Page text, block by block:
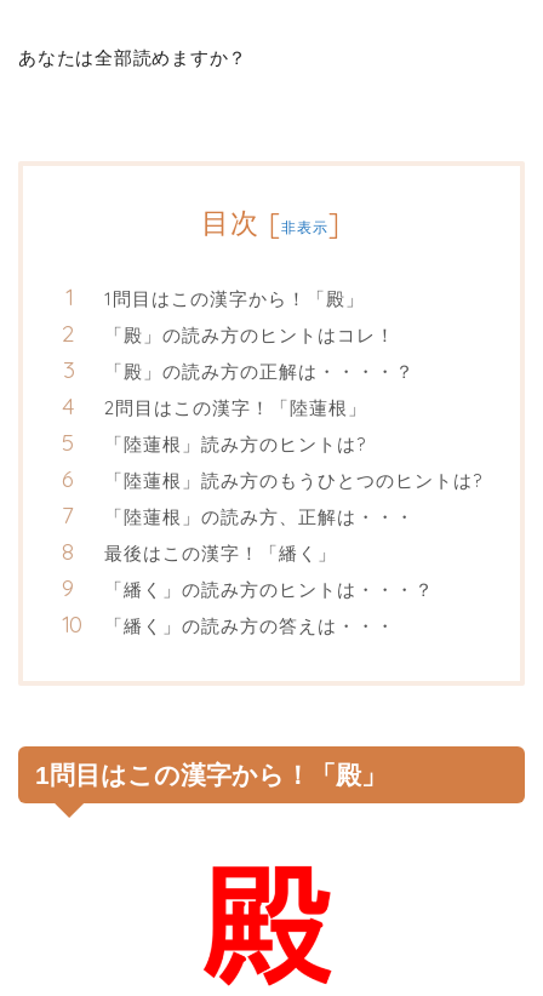
あなたは全部読めますか？
目次 [非表示]
1問目はこの漢字から！「殿」
「殿」の読み方のヒントはコレ！
「殿」の読み方の正解は・・・・？
2問目はこの漢字！「陸蓮根」
「陸蓮根」読み方のヒントは?
「陸蓮根」読み方のもうひとつのヒントは?
「陸蓮根」の読み方、正解は・・・
最後はこの漢字！「繙く」
「繙く」の読み方のヒントは・・・？
「繙く」の読み方の答えは・・・
1問目はこの漢字から！「殿」